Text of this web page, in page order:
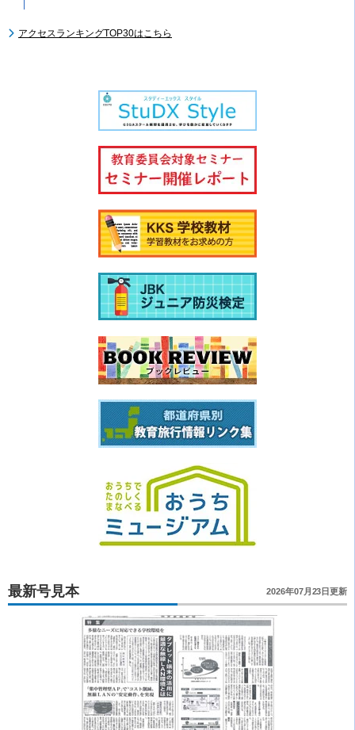
アクセスランキングTOP30はこちら
最新号見本 2026年07月23日更新